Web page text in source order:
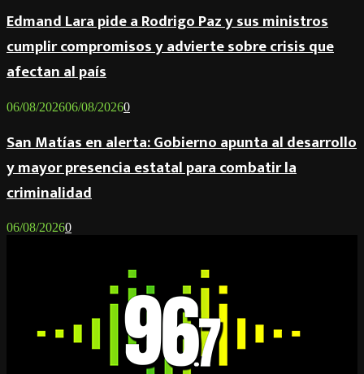
Edmand Lara pide a Rodrigo Paz y sus ministros
cumplir compromisos y advierte sobre crisis que
afectan al país
06/08/202606/08/20260
San Matías en alerta: Gobierno apunta al desarrollo
y mayor presencia estatal para combatir la
criminalidad
06/08/20260